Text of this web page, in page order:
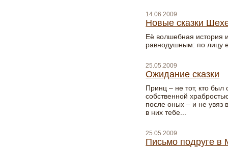
14.06.2009
Новые сказки
Её волшебная история
равнодушным: по лицу
25.05.2009
Ожидание сказки
Принц – не тот, кто
собственной
после оных – и не увяз
в них тебе...
25.05.2009
Письмо подруге в